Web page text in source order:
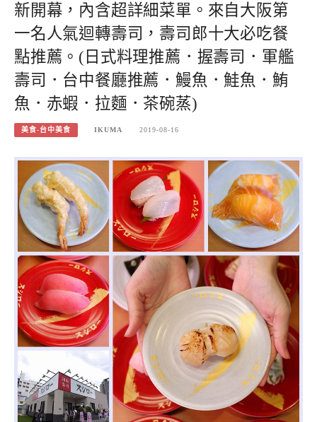
新開幕，內含超詳細菜單。來自大阪第
一名人氣迴轉壽司，壽司郎十大必吃餐
點推薦。(日式料理推薦．握壽司．軍艦
壽司．台中餐廳推薦．鰻魚．鮭魚．鮪
魚．赤蝦．拉麵．茶碗蒸)
美食-台中美食 IKUMA 2019-08-16